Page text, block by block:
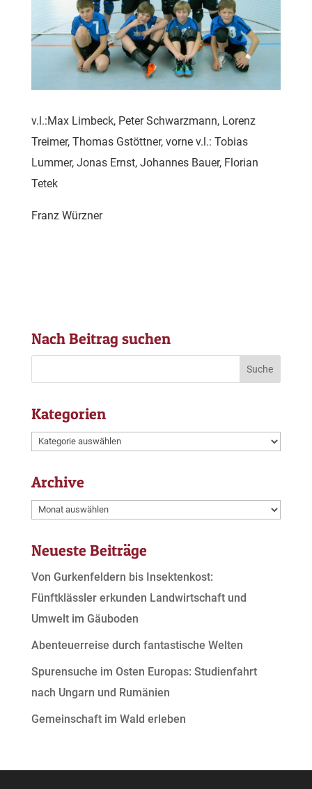
v.l.:Max Limbeck, Peter Schwarzmann, Lorenz
Treimer, Thomas Gstöttner, vorne v.l.: Tobias
Lummer, Jonas Ernst, Johannes Bauer, Florian
Tetek
Franz Würzner
Nach Beitrag suchen
Kategorien
Kategorien
Archive
Archive
Neueste Beiträge
Von Gurkenfeldern bis Insektenkost:
Fünftklässler erkunden Landwirtschaft und
Umwelt im Gäuboden
Abenteuerreise durch fantastische Welten
Spurensuche im Osten Europas: Studienfahrt
nach Ungarn und Rumänien
Gemeinschaft im Wald erleben